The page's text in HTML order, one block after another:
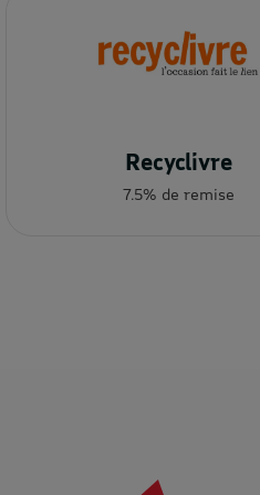
Recyclivre
7.5% de remise